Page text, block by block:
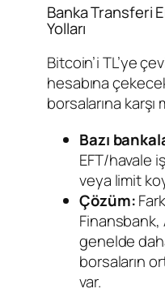
Banka Transferi
Yolları
Bitcoin’i TL’ye
hesabına
borsalarına karşı
Bazı
EFT/havale
veya limit
Çözüm:
Finansbank,
genelde
borsaların
var.